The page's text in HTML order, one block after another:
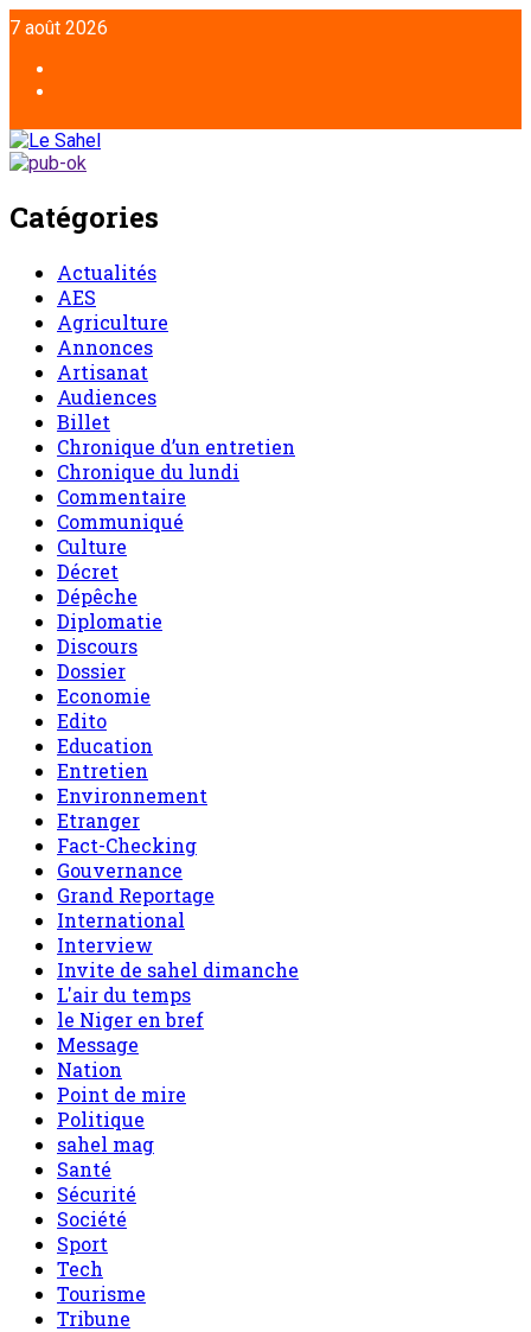
7 août 2026
Catégories
Actualités
AES
Agriculture
Annonces
Artisanat
Audiences
Billet
Chronique d’un entretien
Chronique du lundi
Commentaire
Communiqué
Culture
Décret
Dépêche
Diplomatie
Discours
Dossier
Economie
Edito
Education
Entretien
Environnement
Etranger
Fact-Checking
Gouvernance
Grand Reportage
International
Interview
Invite de sahel dimanche
L'air du temps
le Niger en bref
Message
Nation
Point de mire
Politique
sahel mag
Santé
Sécurité
Société
Sport
Tech
Tourisme
Tribune